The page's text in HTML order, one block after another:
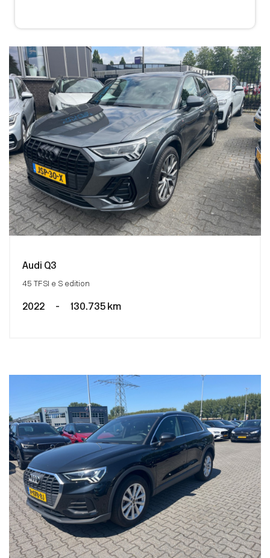
Audi Q3
45 TFSI e S edition
2022 - 130.735 km